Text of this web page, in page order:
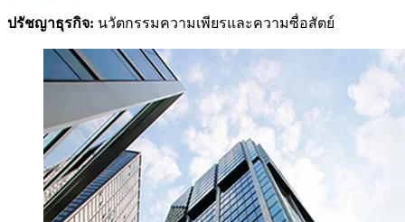
ปรัชญาธุรกิจ: นวัตกรรมความเพียรและความซื่อสัตย์